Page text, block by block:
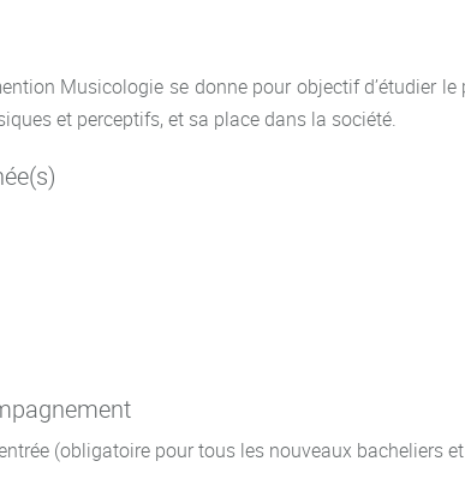
Musicologie se donne pour objectif d’étudier
et perceptifs, et sa place dans la société.
(obligatoire pour tous les nouveaux bacheliers